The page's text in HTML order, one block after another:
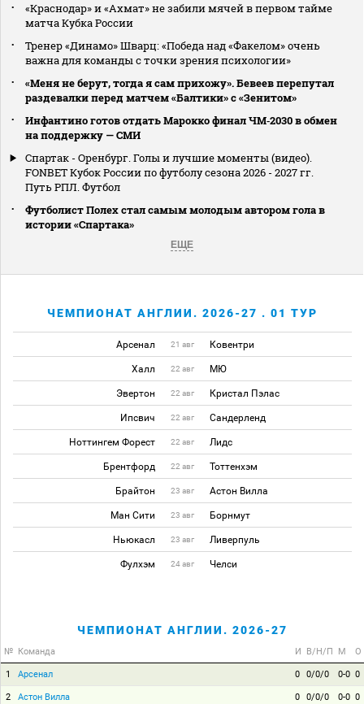
«Краснодар» и «Ахмат» не забили мячей в первом тайме
матча Кубка России
Тренер «Динамо» Шварц: «Победа над «Факелом» очень
важна для команды с точки зрения психологии»
«Меня не берут, тогда я сам прихожу». Бевеев перепутал
раздевалки перед матчем «Балтики» с «Зенитом»
Инфантино готов отдать Марокко финал ЧМ‑2030 в обмен
на поддержку — СМИ
Спартак - Оренбург. Голы и лучшие моменты (видео).
FONBET Кубок России по футболу сезона 2026 - 2027 гг.
Путь РПЛ. Футбол
Футболист Полех стал самым молодым автором гола в
истории «Спартака»
ЕЩЕ
ЧЕМПИОНАТ АНГЛИИ. 2026-27 . 01 ТУР
Арсенал 21 авг Ковентри
Халл 22 авг МЮ
Эвертон 22 авг Кристал Пэлас
Ипсвич 22 авг Сандерленд
Ноттингем Форест 22 авг Лидс
Брентфорд 22 авг Тоттенхэм
Брайтон 23 авг Астон Вилла
Ман Сити 23 авг Борнмут
Ньюкасл 23 авг Ливерпуль
Фулхэм 24 авг Челси
ЧЕМПИОНАТ АНГЛИИ. 2026-27
№ Команда И В/Н/П М О
1 Арсенал 0 0/0/0 0-0 0
2 Астон Вилла 0 0/0/0 0-0 0